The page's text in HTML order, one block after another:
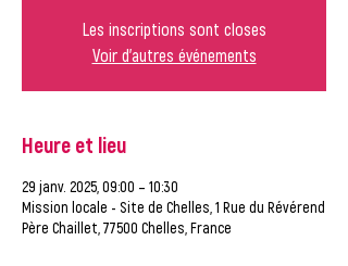
Les inscriptions sont closes
Voir d'autres événements
Heure et lieu
29 janv. 2025, 09:00 – 10:30
Mission locale - Site de Chelles, 1 Rue du Révérend
Père Chaillet, 77500 Chelles, France